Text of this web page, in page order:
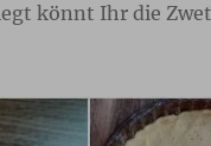
könnt Ihr die